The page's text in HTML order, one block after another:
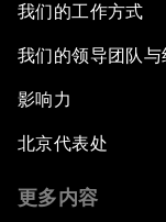
我们的工作方式
我们的领导团队与
影响力
北京代表处
更多内容